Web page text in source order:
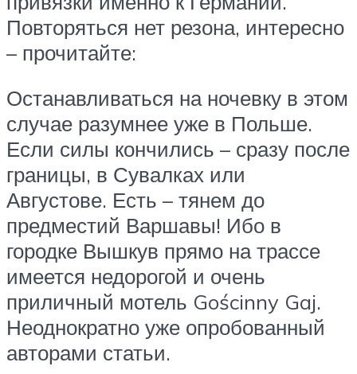
Повторяться нет резона, интересно
– прочитайте:
Останавливаться на ночевку в этом
случае разумнее уже в Польше.
Если силы кончились – сразу после
границы, в Сувалках или
Августове. Есть – тянем до
предместий Варшавы! Ибо в
городке Вышкув прямо на трассе
имеется недорогой и очень
приличный мотель Gościnny Gaj.
Неоднократно уже опробованный
авторами статьи.